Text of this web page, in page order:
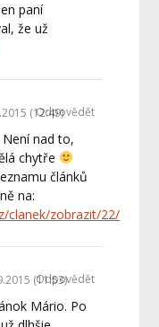
paní
že už
(12:49)
nad to,
chytře
článků
na:
clanek/zobrazit/22/
Odpovědět
(11:53)
Mário. Po
Odpovědět